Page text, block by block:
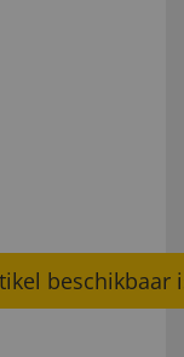
beschikbaar